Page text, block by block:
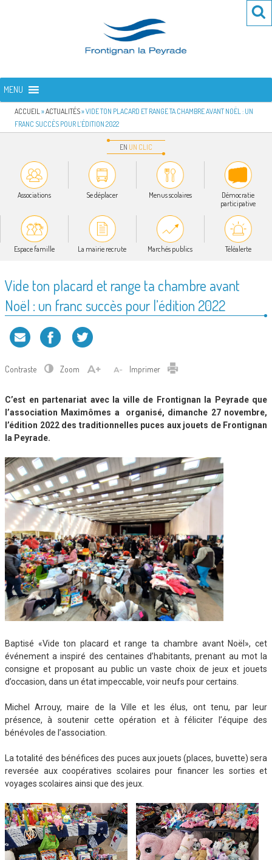
FRONTIGNAN LA PEYRADE
MENU
ACCUEIL »ACTUALITÉS»VIDE TON PLACARD ET RANGE TA CHAMBRE AVANT NOËL : UN
FRANC SUCCÈS POUR L’ÉDITION 2022
EN UN CLIC
Associations Se déplacer Menus scolaires
Démocratie
participative
Espace famille La mairie recrute Marchés publics Téléalerte
Vide ton placard et range ta chambre avant
Noël : un franc succès pour l’édition 2022
Contraste Zoom Imprimer
C’est en partenariat avec la ville de Frontignan la Peyrade que
l’association Maximômes a organisé, dimanche 27 novembre,
l’édition 2022 des traditionnelles puces aux jouets de Frontignan
la Peyrade.
Baptisé «Vide ton placard et range ta chambre avant Noël», cet
événement a inspiré des centaines d’habitants, prenant au mot la
consigne et proposant au public un vaste choix de jeux et jouets
d’occasion, dans un état impeccable, voir neufs pour certains.
Michel Arrouy, maire de la Ville et les élus, ont tenu, par leur
présence, à soutenir cette opération et à féliciter l’équipe des
bénévoles de l’association.
La totalité des bénéfices des puces aux jouets (places, buvette) sera
reversée aux coopératives scolaires pour financer les sorties et
voyages scolaires ainsi que des jeux.